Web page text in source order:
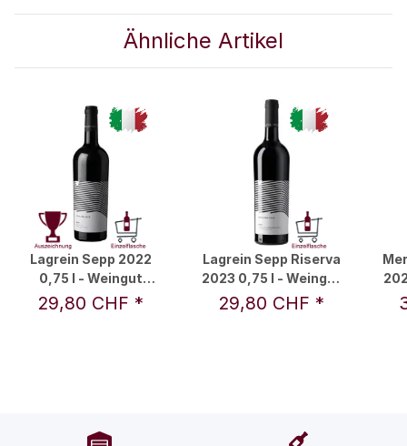
Ähnliche Artikel
Lagrein Sepp 2022
0,75 l - Weingut
Nicolussi-Leck
29,80 CHF *
Lagrein Sepp Riserva
2023 0,75 l - Weingut
Nicolussi-Leck
29,80 CHF *